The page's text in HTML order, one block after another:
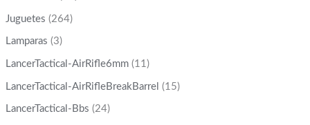
Juguetes (264)
Lamparas (3)
LancerTactical-AirRifle6mm (11)
LancerTactical-AirRifleBreakBarrel (15)
LancerTactical-Bbs (24)